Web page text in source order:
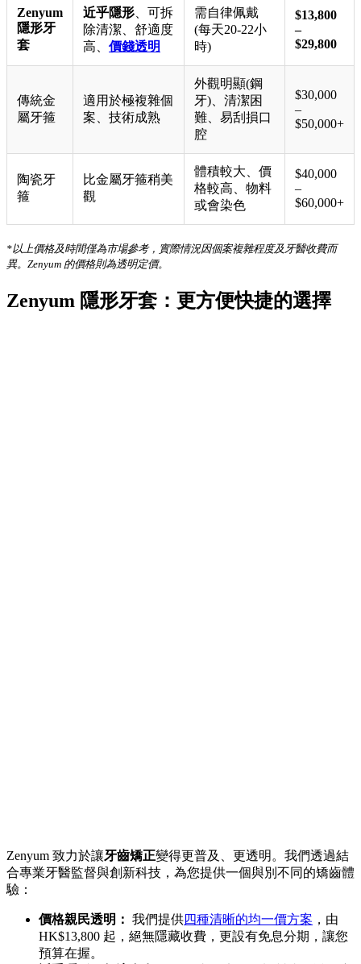
Zenyum
隱形牙
套
近乎隱形 、可拆
除清潔、舒適度
高、 價錢透明
需自律佩戴
(每天20-22小
時)
$13,800
–
$29,800
傳統金
屬牙箍
適用於極複雜個
案、技術成熟
外觀明顯(鋼
牙)、清潔困
難、易刮損口
腔
$30,000
–
$50,000+
陶瓷牙
箍
比金屬牙箍稍美
觀
體積較大、價
格較高、物料
或會染色
$40,000
–
$60,000+
*以上價格及時間僅為市場參考，實際情況因個案複雜程度及牙醫收費而
異。Zenyum 的價格則為透明定價。
Zenyum 隱形牙套：更方便快捷的選擇
Zenyum 致力於讓牙齒矯正變得更普及、更透明。我們透過結
合專業牙醫監督與創新科技，為您提供一個與別不同的矯齒體
驗：
價格親民透明： 我們提供四種清晰的均一價方案 ，由
HK$13,800 起，絕無隱藏收費，更設有免息分期，讓您
預算在握。